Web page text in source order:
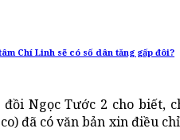
Chí Linh sẽ có số dân tăng gấp đôi?
Ngọc Tước 2 cho biết,
đã có văn bản xin điều